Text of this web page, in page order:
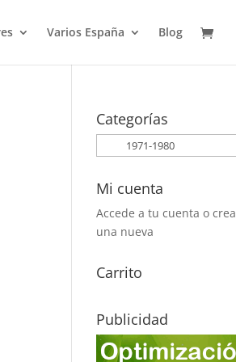
Varios España Blog
Categorías
Mi cuenta
Accede a tu cuenta o crea
una nueva
Carrito
Publicidad